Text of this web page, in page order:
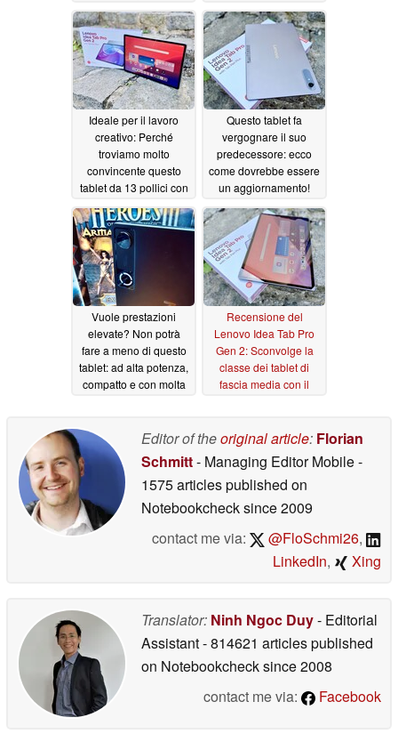
l'importazione05/10/2026
Ideale per il lavoro
creativo: Perché
troviamo molto
convincente questo
tablet da 13 pollici con
05/09/2026
Questo tablet fa
vergognare il suo
predecessore: ecco
come dovrebbe essere
un aggiornamento!
05/07/2026
Vuole prestazioni
elevate? Non potrà
fare a meno di questo
tablet: ad alta potenza,
compatto e con molta
05/06/2026
Recensione del
Lenovo Idea Tab Pro
Gen 2: Sconvolge la
classe dei tablet di
fascia media con il
Editor of theoriginal article: Florian
Schmitt- Managing Editor Mobile-
1575 articles published on
Notebookchecksince 2009
contact me via:
@FloSchmi26,
LinkedIn, Xing
Translator: Ninh Ngoc Duy- Editorial
Assistant- 814621 articles published
on Notebookchecksince 2008
contact me via:
Facebook